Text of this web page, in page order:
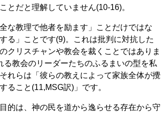
とだと理解していません(10-16)。
な教理で他者を励ます」ことだけではな
る」ことです(9)。これは批判に対抗した
クリスチャンや教会を裁くことではありま
教会のリーダーたちのふるまいの型を私
れらは「彼らの教えによって家族全体が攪
ること(11,MSG訳)」です。
的は、神の民を道から逸らせる存在から守